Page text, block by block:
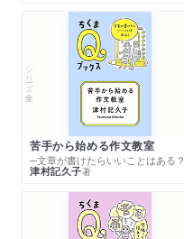
シリーズ・全集
苦手から始める作文教室
─文章が書けたらいいことはある？
津村記久子著